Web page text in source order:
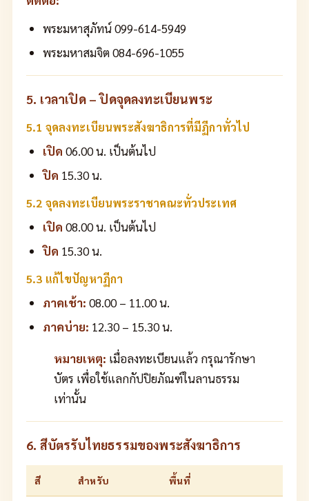
พระมหาสุภัทน์ 099-614-5949
พระมหาสมจิต 084-696-1055
5. เวลาเปิด – ปิดจุดลงทะเบียนพระ
5.1 จุดลงทะเบียนพระสังฆาธิการที่มีฏีกาทั่วไป
เปิด 06.00 น. เป็นต้นไป
ปิด 15.30 น.
5.2 จุดลงทะเบียนพระราชาคณะทั่วประเทศ
เปิด 08.00 น. เป็นต้นไป
ปิด 15.30 น.
5.3 แก้ไขปัญหาฏีกา
ภาคเช้า: 08.00 – 11.00 น.
ภาคบ่าย: 12.30 – 15.30 น.
หมายเหตุ: เมื่อลงทะเบียนแล้ว กรุณารักษา
บัตร เพื่อใช้แลกกัปปิยภัณฑ์ในลานธรรม
เท่านั้น
6. สีบัตรรับไทยธรรมของพระสังฆาธิการ
สี สำหรับ พื้นที่